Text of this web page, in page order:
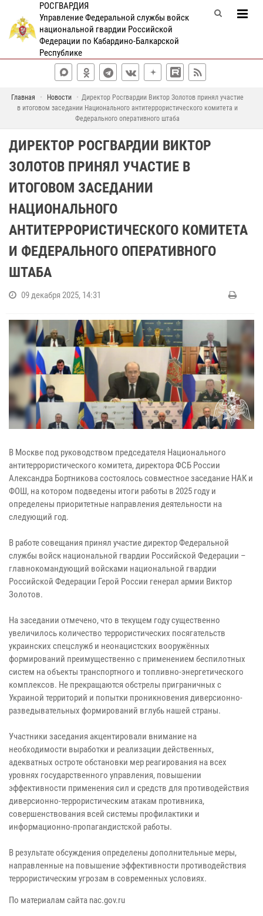
РОСГВАРДИЯ
Управление Федеральной службы войск
национальной гвардии Российской
Федерации по Кабардино-Балкарской
Республике
Главная Новости
Директор Росгвардии Виктор Золотов принял участие
в итоговом заседании Национального антитеррористического комитета и
Федерального оперативного штаба
ДИРЕКТОР РОСГВАРДИИ ВИКТОР
ЗОЛОТОВ ПРИНЯЛ УЧАСТИЕ В
ИТОГОВОМ ЗАСЕДАНИИ
НАЦИОНАЛЬНОГО
АНТИТЕРРОРИСТИЧЕСКОГО КОМИТЕТА
И ФЕДЕРАЛЬНОГО ОПЕРАТИВНОГО
ШТАБА
09 декабря 2025, 14:31
В Москве под руководством председателя Национального
антитеррористического комитета, директора ФСБ России
Александра Бортникова состоялось совместное заседание НАК и
ФОШ, на котором подведены итоги работы в 2025 году и
определены приоритетные направления деятельности на
следующий год.
В работе совещания принял участие директор Федеральной
службы войск национальной гвардии Российской Федерации –
главнокомандующий войсками национальной гвардии
Российской Федерации Герой России генерал армии Виктор
Золотов.
На заседании отмечено, что в текущем году существенно
увеличилось количество террористических посягательств
украинских спецслужб и неонацистских вооружённых
формирований преимущественно с применением беспилотных
систем на объекты транспортного и топливно-энергетического
комплексов. Не прекращаются обстрелы приграничных с
Украиной территорий и попытки проникновения диверсионно-
разведывательных формирований вглубь нашей страны.
Участники заседания акцентировали внимание на
необходимости выработки и реализации действенных,
адекватных остроте обстановки мер реагирования на всех
уровнях государственного управления, повышении
эффективности применения сил и средств для противодействия
диверсионно-террористическим атакам противника,
совершенствования всей системы профилактики и
информационно-пропагандистской работы.
В результате обсуждения определены дополнительные меры,
направленные на повышение эффективности противодействия
террористическим угрозам в современных условиях.
По материалам сайта nac.gov.ru